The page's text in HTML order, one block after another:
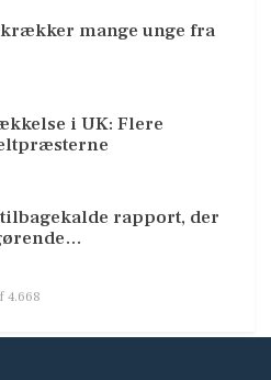
mange unge fra
i UK: Flere
rapport, der
4.668